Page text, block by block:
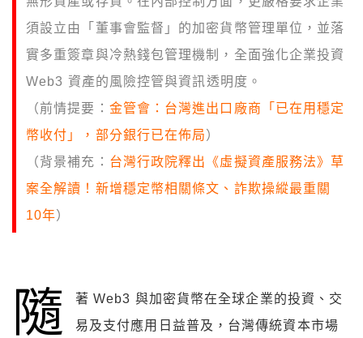
須設立由「董事會監督」的加密貨幣管理單位，並落
實多重簽章與冷熱錢包管理機制，全面強化企業投資
Web3 資產的風險控管與資訊透明度。
（前情提要： 金管會：台灣進出口廠商「已在用穩定
幣收付」，部分銀行已在佈局）
（背景補充： 台灣行政院釋出《虛擬資產服務法》草
案全解讀！新增穩定幣相關條文、詐欺操縱最重關
10年）
隨
著 Web3 與加密貨幣在全球企業的投資、交
易及支付應用日益普及，台灣傳統資本市場